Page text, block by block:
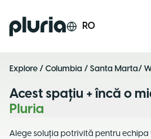
Logo Pluria RO
Explore / Columbia / Santa Marta/
Acest spațiu + încă o
Pluria
Alege soluția potrivită pentru echipa